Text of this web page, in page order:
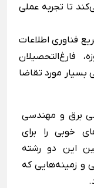
تا تجربه عملی
فناوری اطلاعات
فارغ‌التحصیلان
بسیار مورد تقاضا
برق و مهندسی
خوبی را برای
این دو رشته
و زمینه‌هایی که